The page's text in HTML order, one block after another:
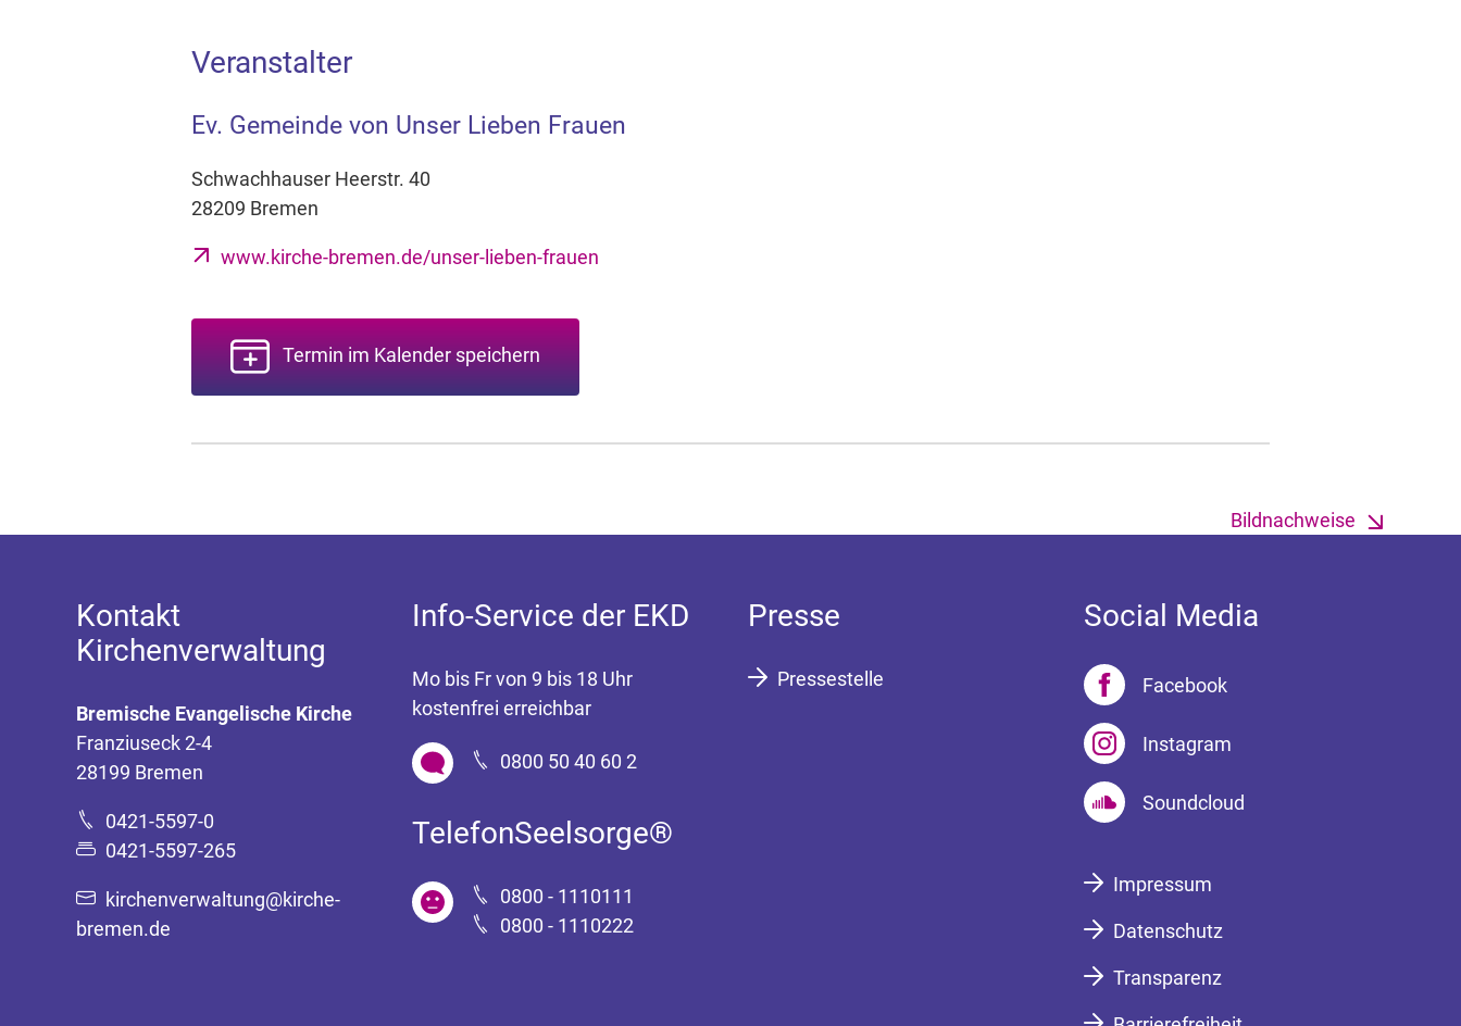
Veranstalter
Ev. Gemeinde von Unser Lieben Frauen
Schwachhauser Heerstr. 40
28209 Bremen
www.kirche-bremen.de/unser-lieben-frauen
Termin im Kalender speichern
Bildnachweise
Kontakt
Kirchenverwaltung
Bremische Evangelische Kirche
Franziuseck 2-4
28199 Bremen
0421-5597-0
0421-5597-265
kirchenverwaltung@kirche-
bremen.de
Info-Service der EKD
Mo bis Fr von 9 bis 18 Uhr
kostenfrei erreichbar
0800 50 40 60 2
TelefonSeelsorge®
0800 - 1110111
0800 - 1110222
Presse
Pressestelle
Social Media
Facebook
Instagram
Soundcloud
Impressum
Datenschutz
Transparenz